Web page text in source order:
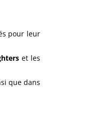
pour leur
et les
que dans